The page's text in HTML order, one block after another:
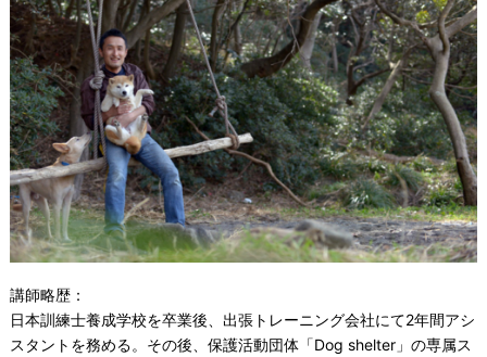
講師略歴：
日本訓練士養成学校を卒業後、出張トレーニング会社にて2年間アシ
スタントを務める。その後、保護活動団体「Dog shelter」の専属ス